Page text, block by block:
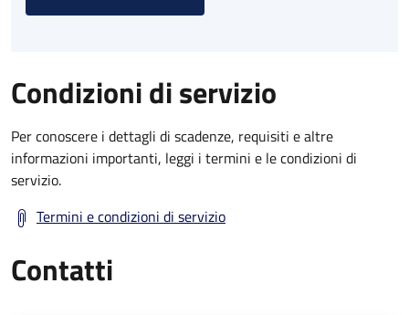
Condizioni di servizio
Per conoscere i dettagli di scadenze, requisiti e altre
informazioni importanti, leggi i termini e le condizioni di
servizio.
Termini e condizioni di servizio
Contatti